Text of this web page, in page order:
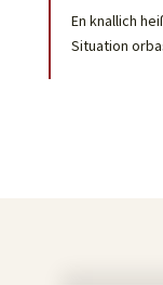
En knallich
Situation